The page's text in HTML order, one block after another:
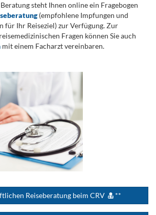
steht Ihnen online ein Fragebogen
(empfohlene Impfungen und
für Ihr Reiseziel) zur Verfügung. Zur
Fragen können Sie auch
mit einem Facharzt vereinbaren.
Reiseberatung beim CRV **